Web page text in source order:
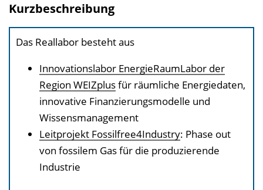
e
b
n
Kurzbeschreibung
Das Reallabor besteht aus
Innovationslabor EnergieRaumLabor der
Region WEIZplusfür räumliche Energiedaten,
innovative Finanzierungsmodelle und
Wissensmanagement
Leitprojekt Fossilfree4Industry: Phase out
von fossilem Gas für die produzierende
Industrie